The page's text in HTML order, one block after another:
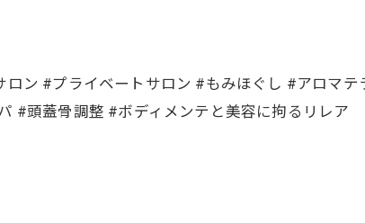
ン #プライベートサロン #もみほぐし #アロマ
#頭蓋骨調整 #ボディメンテと美容に拘るリレア